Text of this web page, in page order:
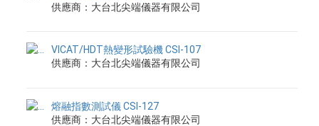
供應商：大台北尖端儀器有限公司
VICAT/HDT熱變形試驗機 CSI-107
供應商：大台北尖端儀器有限公司
熔融指數測試儀 CSI-127
供應商：大台北尖端儀器有限公司